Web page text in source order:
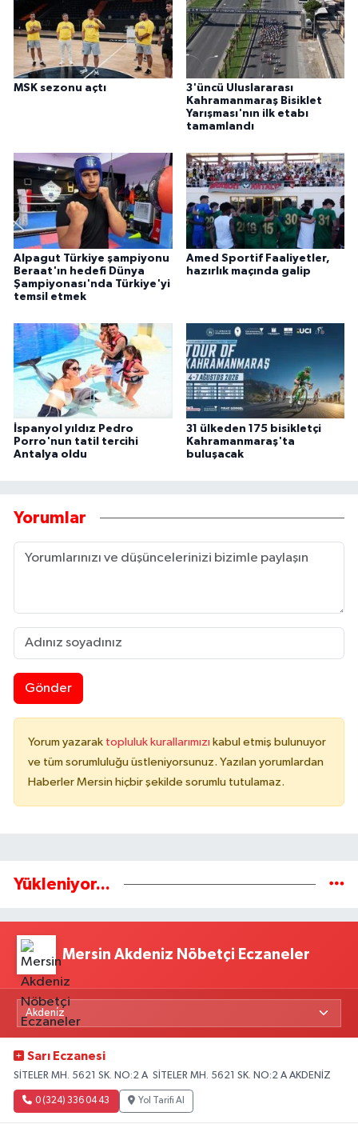
MSK sezonu açtı
3'üncü Uluslararası
Kahramanmaraş Bisiklet
Yarışması'nın ilk etabı
tamamlandı
Alpagut Türkiye şampiyonu
Beraat'ın hedefi Dünya
Şampiyonası'nda Türkiye'yi
temsil etmek
Amed Sportif Faaliyetler,
hazırlık maçında galip
İspanyol yıldız Pedro
Porro'nun tatil tercihi
Antalya oldu
31 ülkeden 175 bisikletçi
Kahramanmaraş'ta
buluşacak
Yorumlar
Gönder
Yorum yazarak topluluk kurallarımızı kabul etmiş bulunuyor
ve tüm sorumluluğu üstleniyorsunuz. Yazılan yorumlardan
Haberler Mersin hiçbir şekilde sorumlu tutulamaz.
Yükleniyor...
Mersin Akdeniz Nöbetçi Eczaneler
Sarı Eczanesi
SİTELER MH. 5621 SK. NO:2 A SİTELER MH. 5621 SK. NO:2 A AKDENİZ
0 (324) 336 04 43 Yol Tarifi Al